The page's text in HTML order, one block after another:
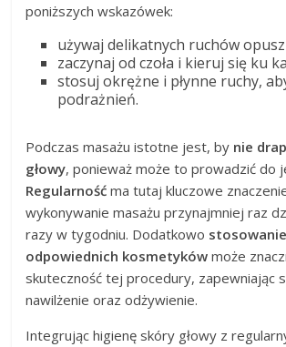
poniższych wskazówek:
używaj delikatnych ruchów
zaczynaj od czoła i kieruj się ku
stosuj okrężne i płynne ruchy,
podrażnień.
Podczas masażu istotne jest, by nie
głowy, ponieważ może to prowadzić do
Regularność ma tutaj kluczowe
wykonywanie masażu przynajmniej raz
razy w tygodniu. Dodatkowo stosowanie
odpowiednich kosmetyków może
skuteczność tej procedury, zapewniając
nawilżenie oraz odżywienie.
Integrując higienę skóry głowy z